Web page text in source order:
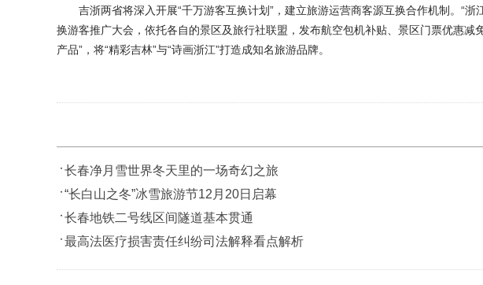
吉浙两省将深入开展“千万游客互换计划”，建立旅游运营商客源互换合作机制。“浙
换游客推广大会，依托各自的景区及旅行社联盟，发布航空包机补贴、景区门票优惠减
产品”，将“精彩吉林”与“诗画浙江”打造成知名旅游品牌。
长春净月雪世界冬天里的一场奇幻之旅
“长白山之冬”冰雪旅游节12月20日启幕
长春地铁二号线区间隧道基本贯通
最高法医疗损害责任纠纷司法解释看点解析